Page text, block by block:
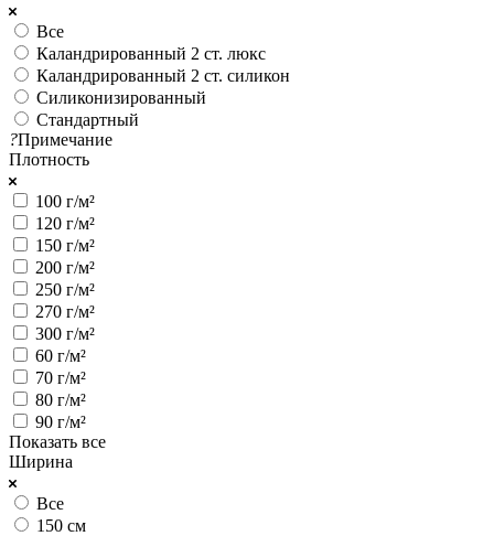
Все
Каландрированный 2 ст. люкс
Каландрированный 2 ст. силикон
Силиконизированный
Стандартный
?Примечание
Плотность
100 г/м²
120 г/м²
150 г/м²
200 г/м²
250 г/м²
270 г/м²
300 г/м²
60 г/м²
70 г/м²
80 г/м²
90 г/м²
Показать все
Ширина
Все
150 см